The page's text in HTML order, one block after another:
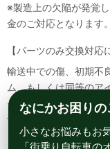
※製造上の欠陥が発覚
金のご対応となります。
【パーツのみ交換対応
輸送中での傷、初期不
ム、もしくは同等のア
その場合該当部品を着
予めご了承ください。
なにかお困りの
小さなお悩みもお